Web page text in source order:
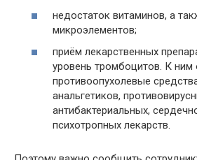
недостаток витаминов, а
микроэлементов;
приём лекарственных
уровень тромбоцитов. К
противоопухолевые
анальгетиков,
антибактериальных,
психотропных лекарств.